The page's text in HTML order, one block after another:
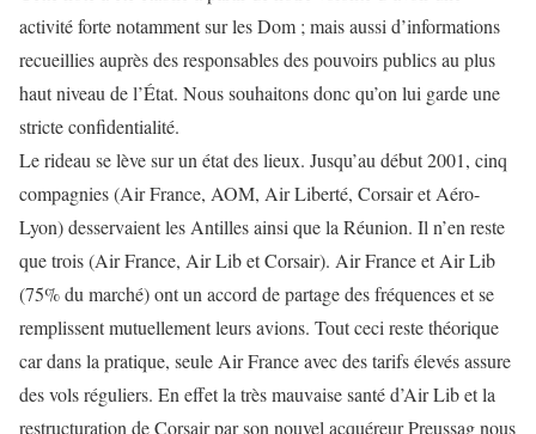
activité forte notamment sur les Dom ; mais aussi d’informations
recueillies auprès des responsables des pouvoirs publics au plus
haut niveau de l’État. Nous souhaitons donc qu’on lui garde une
stricte confidentialité.
Le rideau se lève sur un état des lieux. Jusqu’au début 2001, cinq
compagnies (Air France, AOM, Air Liberté, Corsair et Aéro-
Lyon) desservaient les Antilles ainsi que la Réunion. Il n’en reste
que trois (Air France, Air Lib et Corsair). Air France et Air Lib
(75% du marché) ont un accord de partage des fréquences et se
remplissent mutuellement leurs avions. Tout ceci reste théorique
car dans la pratique, seule Air France avec des tarifs élevés assure
des vols réguliers. En effet la très mauvaise santé d’Air Lib et la
restructuration de Corsair par son nouvel acquéreur Preussag nous